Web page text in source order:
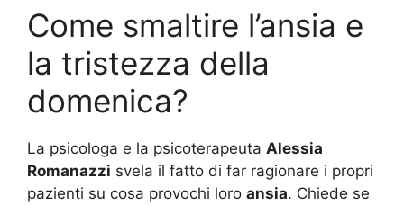
Come smaltire l’ansia e
la tristezza della
domenica?
La psicologa e la psicoterapeuta Alessia
Romanazzi svela il fatto di far ragionare i propri
pazienti su cosa provochi loro ansia. Chiede se